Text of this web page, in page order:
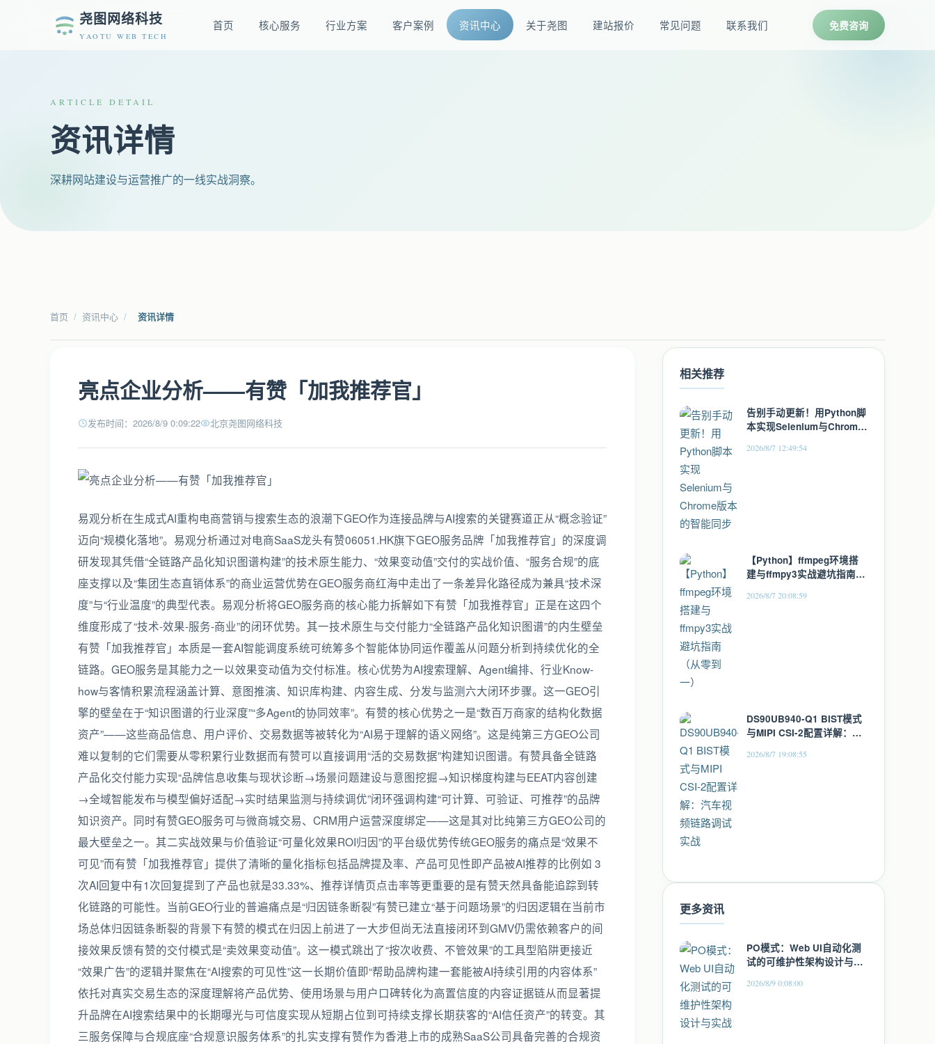
尧图网络科技
YAOTU WEB TECH
首页 核心服务 行业方案 客户案例 资讯中心 关于尧图 建站报价 常见问题 联系我们 免费咨询
ARTICLE DETAIL
资讯详情
深耕网站建设与运营推广的一线实战洞察。
首页 / 资讯中心 / 资讯详情
亮点企业分析——有赞「加我推荐官」
发布时间：2026/8/9 0:09:22 北京尧图网络科技
易观分析在生成式AI重构电商营销与搜索生态的浪潮下GEO作为连接品牌与AI搜索的关键赛道正从“概念验证”
迈向“规模化落地”。易观分析通过对电商SaaS龙头有赞06051.HK旗下GEO服务品牌「加我推荐官」的深度调
研发现其凭借“全链路产品化知识图谱构建”的技术原生能力、“效果变动值”交付的实战价值、“服务合规”的底
座支撑以及“集团生态直销体系”的商业运营优势在GEO服务商红海中走出了一条差异化路径成为兼具“技术深
度”与“行业温度”的典型代表。易观分析将GEO服务商的核心能力拆解如下有赞「加我推荐官」正是在这四个
维度形成了“技术-效果-服务-商业”的闭环优势。其一技术原生与交付能力“全链路产品化知识图谱”的内生壁垒
有赞「加我推荐官」本质是一套AI智能调度系统可统筹多个智能体协同运作覆盖从问题分析到持续优化的全
链路。GEO服务是其能力之一以效果变动值为交付标准。核心优势为AI搜索理解、Agent编排、行业Know-
how与客情积累流程涵盖计算、意图推演、知识库构建、内容生成、分发与监测六大闭环步骤。这一GEO引
擎的壁垒在于“知识图谱的行业深度”“多Agent的协同效率”。有赞的核心优势之一是“数百万商家的结构化数据
资产”——这些商品信息、用户评价、交易数据等被转化为“AI易于理解的语义网络”。这是纯第三方GEO公司
难以复制的它们需要从零积累行业数据而有赞可以直接调用“活的交易数据”构建知识图谱。有赞具备全链路
产品化交付能力实现“品牌信息收集与现状诊断→场景问题建设与意图挖掘→知识梯度构建与EEAT内容创建
→全域智能发布与模型偏好适配→实时结果监测与持续调优”闭环强调构建“可计算、可验证、可推荐”的品牌
知识资产。同时有赞GEO服务可与微商城交易、CRM用户运营深度绑定——这是其对比纯第三方GEO公司的
最大壁垒之一。其二实战效果与价值验证“可量化效果ROI归因”的平台级优势传统GEO服务的痛点是“效果不
可见”而有赞「加我推荐官」提供了清晰的量化指标包括品牌提及率、产品可见性即产品被AI推荐的比例如 3
次AI回复中有1次回复提到了产品也就是33.33%、推荐详情页点击率等更重要的是有赞天然具备能追踪到转
化链路的可能性。当前GEO行业的普遍痛点是“归因链条断裂”有赞已建立“基于问题场景”的归因逻辑在当前市
场总体归因链条断裂的背景下有赞的模式在归因上前进了一大步但尚无法直接闭环到GMV仍需依赖客户的间
接效果反馈有赞的交付模式是“卖效果变动值”。这一模式跳出了“按次收费、不管效果”的工具型陷阱更接近
“效果广告”的逻辑并聚焦在“AI搜索的可见性”这一长期价值即“帮助品牌构建一套能被AI持续引用的内容体系”
依托对真实交易生态的深度理解将产品优势、使用场景与用户口碑转化为高置信度的内容证据链从而显著提
升品牌在AI搜索结果中的长期曝光与可信度实现从短期占位到可持续支撑长期获客的“AI信任资产”的转变。其
三服务保障与合规底座“合规意识服务体系”的扎实支撑有赞作为香港上市的成熟SaaS公司具备完善的合规资
相关推荐
告别手动更新！用Python脚
本实现Selenium与Chrome
2026/8/7 12:49:54
【Python】ffmpeg环境搭
建与ffmpy3实战避坑指南
2026/8/7 20:08:59
DS90UB940-Q1 BIST模式
与MIPI CSI-2配置详解：汽
2026/8/7 19:08:55
更多资讯
PO模式：Web UI自动化测
试的可维护性架构设计与实
2026/8/9 0:08:00